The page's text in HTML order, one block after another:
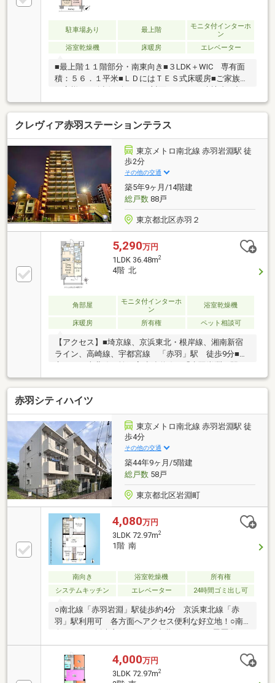
駐車場あり 最上階
モニタ付インターホ
ン
浴室乾燥機
床暖房 エレベーター
■最上階１１階部分・南東向き■３LDK＋WIC 専有面
積：５６．１平米■ＬＤにはＴＥＳ式床暖房■ご家族や
お客様との会話も楽しめる対面キッチン■来訪者の顔
を確認できるTVモニター付インターホン■ご不在でも
荷物を受け取れる宅配BOX■二重床・二重天井～周辺
環境～●北区立赤羽小学校…約345ｍ ●北区立赤羽岩
淵中学校…約751ｍ ●北区立赤羽東公園…約215ｍ ●
まいばすけっと 赤羽岩淵駅前店…約141ｍ ●セブン-イ
レブン 赤羽岩淵駅前店…約220ｍ※その他月額費用 地
代：4787円、ハイセクト利用料：1404円、町会費：
100円
クレヴィア赤羽ステーションテラス
東京メトロ南北線 赤羽岩淵駅 徒
歩2分
その他の交通
築5年9ヶ月/14階建
総戸数88戸
東京都北区赤羽２
5,290万円
1LDK 36.48m2
4階 北
角部屋
モニタ付インターホ
ン
浴室乾燥機
床暖房 所有権 ペット相談可
【アクセス】■埼京線、京浜東北・根岸線、湘南新宿
ライン、高崎線、宇都宮線 「赤羽」駅 徒歩9分■東
徒歩2分【お部屋について】■4階部分角住戸■LDK10帖
超■空室につき柔軟にご見学いただけます！■LDにエコ
カラット■充実の設備・仕様【マンション】■2020年12
月築 ■オートロック■ホテルライクな内廊下■24時間
管理システム■宅配BOX■ペット飼育可能（細則あり）
■複層ガラス■二重床・二重天井■24時間ゴミ出し可能
赤羽シティハイツ
東京メトロ南北線 赤羽岩淵駅 徒
歩4分
その他の交通
築44年9ヶ月/5階建
総戸数58戸
東京都北区岩淵町
4,080万円
3LDK 72.97m2
1階 南
南向き 浴室乾燥機
所有権
システムキッチン
エレベーター 24時間ゴミ出し可
○南北線「赤羽岩淵」駅徒歩約4分 京浜東北線「赤
羽」駅利用可 各方面へアクセス便利な好立地！○南
り 室内丁寧にお使いです○ご内覧予約受付中で
す。 お気軽にお問い合わせください！
4,000万円
3LDK 72.97m2